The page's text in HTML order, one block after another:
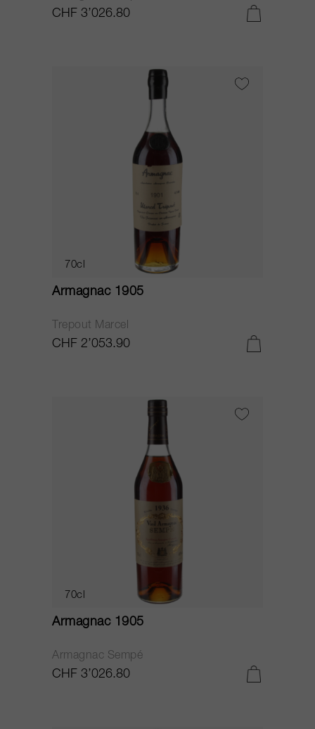
CHF 3’026.80
70cl
Armagnac 1905
Trepout Marcel
CHF 2’053.90
70cl
Armagnac 1905
Armagnac Sempé
CHF 3’026.80